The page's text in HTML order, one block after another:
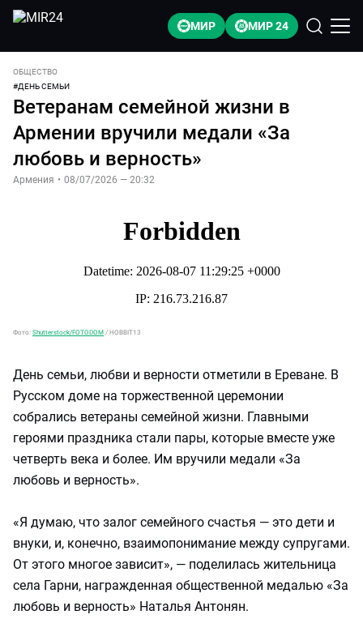
МИР МИР 24
ОБЩЕСТВО
#ДЕНЬ СЕМЬИ
Ветеранам семейной жизни в
Армении вручили медали «За
любовь и верность»
Армения • 08/07/2026 — 20:32
Фото: Shutterstock/FOTODOM / HOBBIT13
День семьи, любви и верности отметили в Ереване. В
Русском доме на торжественной церемонии
собрались ветераны семейной жизни. Главными
героями праздника стали пары, которые вместе уже
четверть века и более. Им вручили медали «За
любовь и верность».
«Я думаю, что залог семейного счастья — это дети и
внуки, и, конечно, взаимопонимание между супругами.
От этого многое зависит», — поделилась жительница
села Гарни, награжденная общественной медалью «За
любовь и верность» Наталья Антонян.